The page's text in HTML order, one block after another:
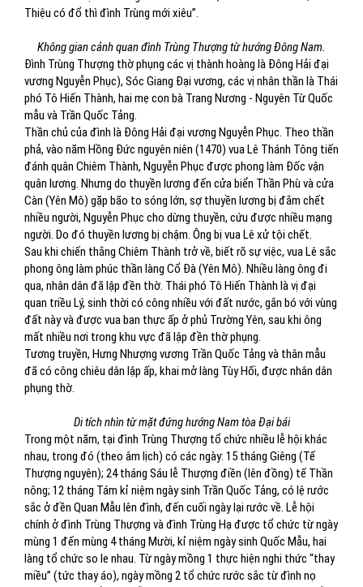
Thiệu có đổ thì đình Trùng mới xiêu”.
Không gian cảnh quan đình Trùng Thượng từ hướng Đông Nam.
Đình Trùng Thượng thờ phụng các vị thành hoàng là Đông Hải đại
vương Nguyễn Phục), Sóc Giang Đại vương, các vị nhân thần là Thái
phó Tô Hiến Thành, hai mẹ con bà Trang Nương - Nguyên Từ Quốc
mẫu và Trần Quốc Tảng.
Thần chủ của đình là Đông Hải đại vương Nguyễn Phục. Theo thần
phả, vào năm Hồng Đức nguyên niên (1470) vua Lê Thánh Tông tiến
đánh quân Chiêm Thành, Nguyễn Phục được phong làm Đốc vận
quân lương. Nhưng do thuyền lương đến cửa biển Thần Phù và cửa
Càn (Yên Mô) gặp bão to sóng lớn, sợ thuyền lương bị đắm chết
nhiều người, Nguyễn Phục cho dừng thuyền, cứu được nhiều mạng
người. Do đó thuyền lương bị chậm. Ông bị vua Lê xử tội chết.
Sau khi chiến thắng Chiêm Thành trở về, biết rõ sự việc, vua Lê sắc
phong ông làm phúc thần làng Cổ Đà (Yên Mô). Nhiều làng ông đi
qua, nhân dân đã lập đền thờ. Thái phó Tô Hiến Thành là vị đại
quan triều Lý, sinh thời có công nhiều với đất nước, gắn bó với vùng
đất này và được vua ban thực ấp ở phủ Trường Yên, sau khi ông
mất nhiều nơi trong khu vực đã lập đền thờ phụng.
Tương truyền, Hưng Nhượng vương Trần Quốc Tảng và thân mẫu
đã có công chiêu dân lập ấp, khai mở làng Tùy Hối, được nhân dân
phụng thờ.
Di tích nhìn từ mặt đứng hướng Nam tòa Đại bái
Trong một năm, tại đình Trùng Thượng tổ chức nhiều lễ hội khác
nhau, trong đó (theo âm lịch) có các ngày: 15 tháng Giêng (Tế
Thượng nguyên); 24 tháng Sáu lễ Thượng điền (lên đồng) tế Thần
nông; 12 tháng Tám kỉ niệm ngày sinh Trần Quốc Tảng, có lệ rước
sắc ở đền Quan Mẫu lên đình, đến cuối ngày lại rước về. Lễ hội
chính ở đình Trùng Thượng và đình Trùng Hạ được tổ chức từ ngày
mùng 1 đến mùng 4 tháng Mười, kỉ niệm ngày sinh Quốc Mẫu, hai
làng tổ chức so le nhau. Từ ngày mồng 1 thực hiện nghi thức “thay
miều” (tức thay áo), ngày mồng 2 tổ chức rước sắc từ đình nọ